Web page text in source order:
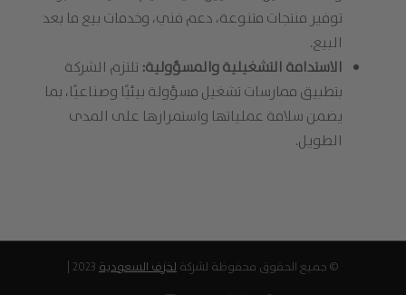
توفير منتجات متنوعة، دعم فني، وخدمات بيع ما بعد
البيع.
الاستدامة التشغيلية والمسؤولية: تلتزم الشركة
بتطبيق ممارسات تشغيل مسؤولة بيئيًا وصناعيًا، بما
يضمن سلامة عملياتها واستمرارها على المدى
الطويل.
© جميع الحقوق محفوظة لشركةلخزف السعودية